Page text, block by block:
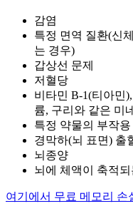
감염
특정 면역 질환(신
는 경우)
갑상선 문제
저혈당
비타민 B-1(티아민
륨, 구리와 같은 미
특정 약물의 부작용
경막하(뇌 표면) 출
뇌종양
뇌에 체액이 축적
여기에서 무료 메모리 손